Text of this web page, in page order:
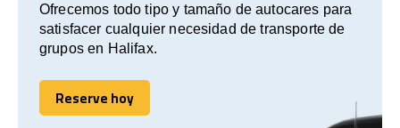
Ofrecemos todo tipo y tamaño de autocares para
satisfacer cualquier necesidad de transporte de
grupos en Halifax.
Reserve hoy
Reserve hoy